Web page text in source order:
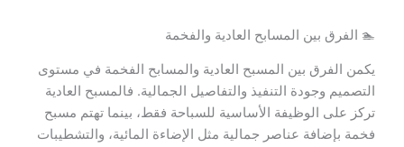
🏊 الفرق بين المسابح العادية والفخمة
يكمن الفرق بين المسبح العادية والمسابح الفخمة في مستوى
التصميم وجودة التنفيذ والتفاصيل الجمالية. فالمسبح العادية
تركز على الوظيفة الأساسية للسباحة فقط، بينما تهتم مسبح
فخمة بإضافة عناصر جمالية مثل الإضاءة المائية، والتشطيبات